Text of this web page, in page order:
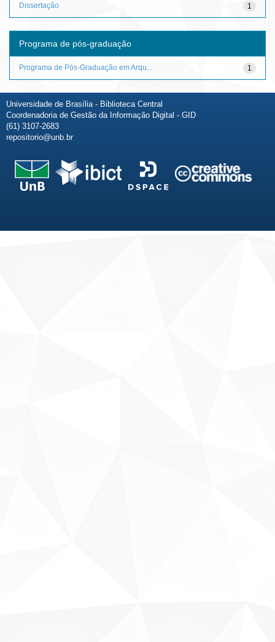
1
Dissertação
Programa de pós-graduação
1
Programa de Pós-Graduação em Arqu...
Universidade de Brasília - Biblioteca Central
Coordenadoria de Gestão da Informação Digital - GID
(61) 3107-2683
repositorio@unb.br